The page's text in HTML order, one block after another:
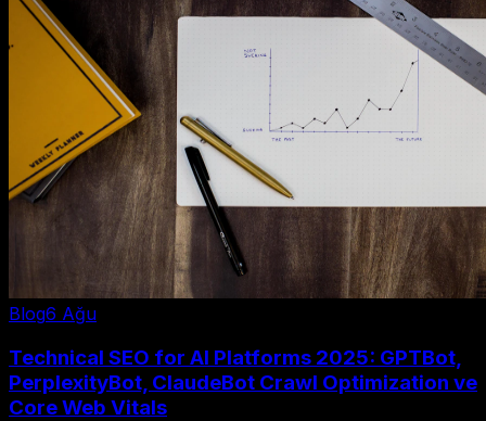
Blog6 Ağu
Technical SEO for AI Platforms 2025: GPTBot,
PerplexityBot, ClaudeBot Crawl Optimization ve
Core Web Vitals